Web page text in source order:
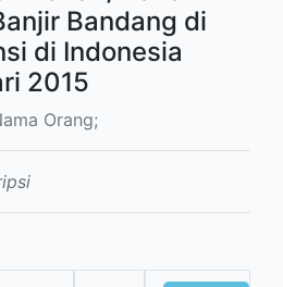
Bandang di
di Indonesia
2015
Orang;